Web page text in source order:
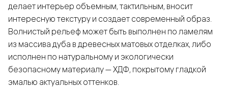
делает интерьер объемным, тактильным, вносит
интересную текстуру и создает современный образ.
Волнистый рельеф может быть выполнен по ламелям
из массива дуба в древесных матовых отделках, либо
исполнен по натуральному и экологически
безопасному материалу — ХДФ, покрытому гладкой
эмалью актуальных оттенков.